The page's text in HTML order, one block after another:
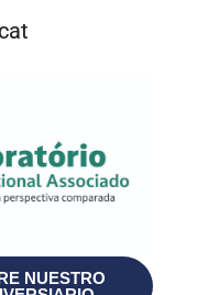
NUESTRO